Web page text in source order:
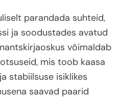
parandada suhteid,
ja soodustades avatud
võimaldab
mis toob kaasa
stabiilsuse isiklikes
saavad paarid